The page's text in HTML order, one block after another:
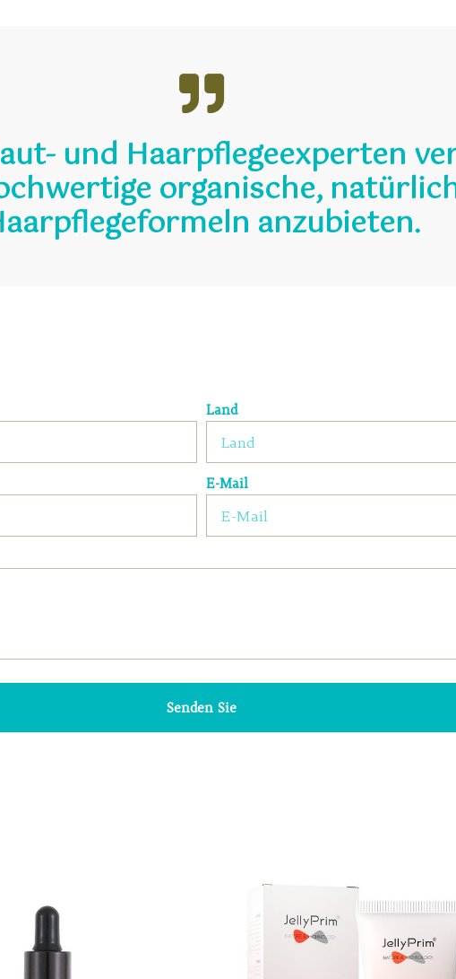
und Haarpflegeexperten
organische,
anzubieten.
Land
E-Mail
Senden Sie